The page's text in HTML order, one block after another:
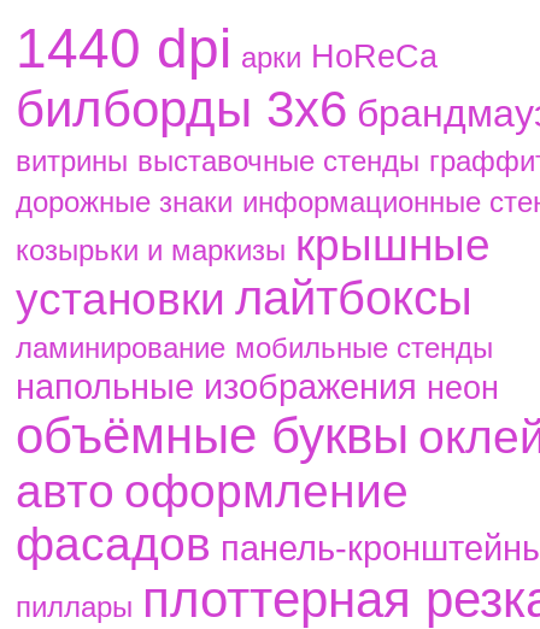
1440 dpi aрки HoReCa
билборды 3х6
витрины выставочные стенды
дорожные знаки информационные
козырьки и маркизы крышные
установки лайтбоксы
ламинирование мобильные стенды
напольные изображения неон
объёмные буквы
авто оформление
фасадов панель-
пиллары плоттерная